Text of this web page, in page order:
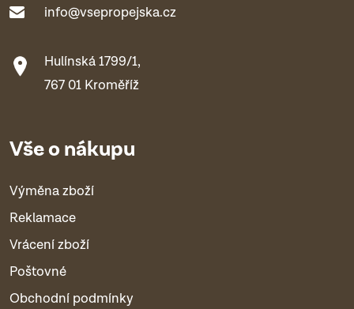
info@vsepropejska.cz
Hulínská 1799/1,
767 01 Kroměříž
Vše o nákupu
Výměna zboží
Reklamace
Vrácení zboží
Poštovné
Obchodní podmínky